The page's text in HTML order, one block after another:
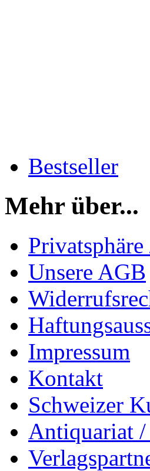
Bestseller
Mehr über...
Unsere AGB
Impressum
Kontakt
Schweizer
Antiquariat /